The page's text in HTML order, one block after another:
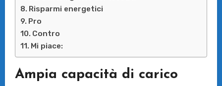
Risparmi energetici
Pro
Contro
Mi piace:
Ampia capacità di carico